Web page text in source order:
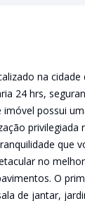
na
24 hrs,
possui
que
no
O
de jantar,